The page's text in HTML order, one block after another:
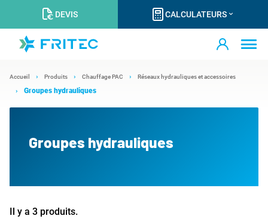
DEVIS CALCULATEURS
Accueil Produits Chauffage PAC Réseaux hydrauliques et accessoires
Groupes hydrauliques
Groupes hydrauliques
Il y a 3 produits.